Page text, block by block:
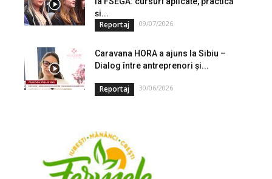
și...
Reportaj 09/07/2026
Caravana HORA a ajuns la Sibiu –
Dialog între antreprenori și...
Reportaj 30/06/2026